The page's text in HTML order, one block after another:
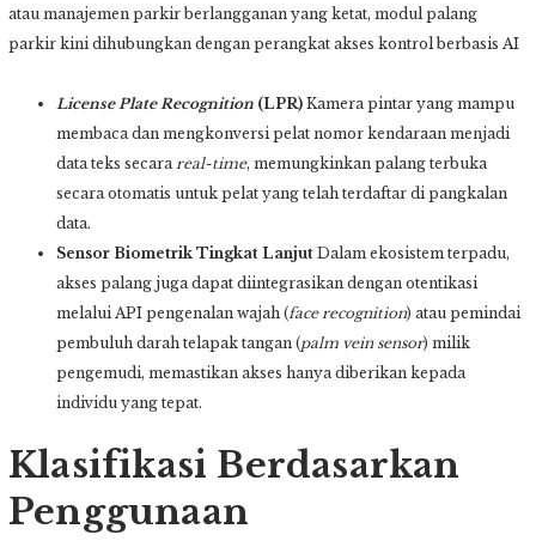
atau manajemen parkir berlangganan yang ketat, modul palang
parkir kini dihubungkan dengan perangkat akses kontrol berbasis AI
License Plate Recognition (LPR) Kamera pintar yang mampu
membaca dan mengkonversi pelat nomor kendaraan menjadi
data teks secarareal-time, memungkinkan palang terbuka
secara otomatis untuk pelat yang telah terdaftar di pangkalan
data.
Sensor Biometrik Tingkat Lanjut Dalam ekosistem terpadu,
akses palang juga dapat diintegrasikan dengan otentikasi
melalui API pengenalan wajah (face recognition) atau pemindai
pembuluh darah telapak tangan (palm vein sensor) milik
pengemudi, memastikan akses hanya diberikan kepada
individu yang tepat.
Klasifikasi Berdasarkan
Penggunaan